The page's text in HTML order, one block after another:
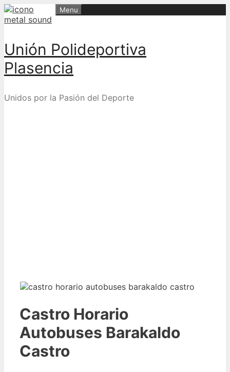
Skip
to
Unión Polideportiva
Plasencia
Unidos por la Pasión del Deporte
Menu
Castro Horario
Autobuses Barakaldo
Castro